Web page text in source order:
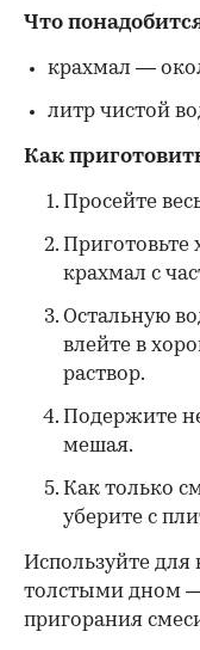
Что
крахмал —
литр чистой
Как
Просейте
Приготовьте
крахмал с
Остальную
влейте в
раствор.
Подержите
мешая.
Как только
уберите с
Используйте для
толстыми дном —
пригорания